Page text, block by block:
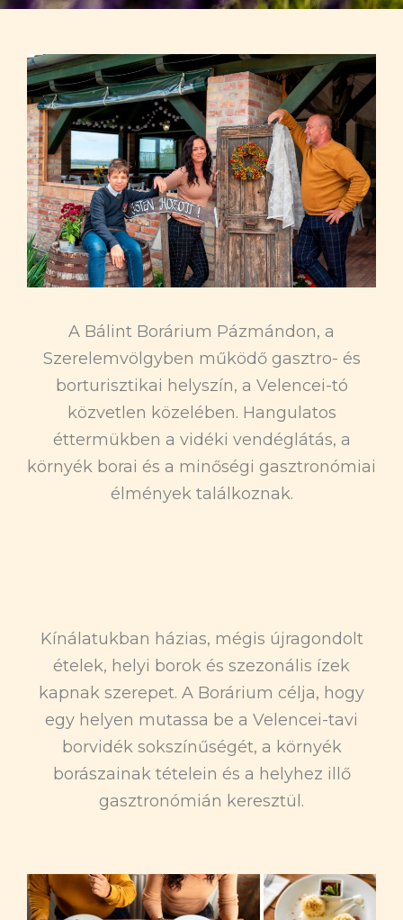
b
o
k
e
A Bálint Borárium Pázmándon, a
Szerelemvölgyben működő gasztro- és
borturisztikai helyszín, a Velencei-tó
közvetlen közelében. Hangulatos
éttermükben a vidéki vendéglátás, a
környék borai és a minőségi gasztronómiai
élmények találkoznak.
Kínálatukban házias, mégis újragondolt
ételek, helyi borok és szezonális ízek
kapnak szerepet. A Borárium célja, hogy
egy helyen mutassa be a Velencei-tavi
borvidék sokszínűségét, a környék
borászainak tételein és a helyhez illő
gasztronómián keresztül.